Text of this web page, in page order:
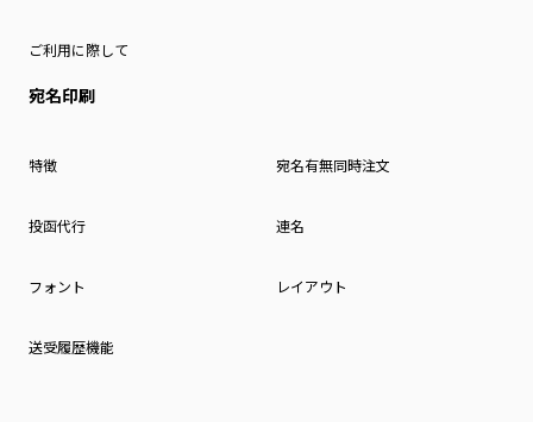
ご利用に際して
宛名印刷
特徴 宛名有無同時注文
投函代行 連名
フォント レイアウト
送受履歴機能